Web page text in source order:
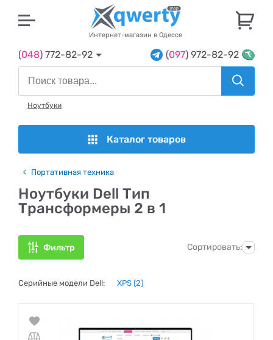
Интернет-магазин в Одессе
(048) 772-82-92 (097) 972-82-92
Ноутбуки
Каталог товаров
Портативная техника
Ноутбуки Dell Тип
Трансформеры 2 в 1
Фильтр Сортировать:
Серийные модели Dell: XPS (2)